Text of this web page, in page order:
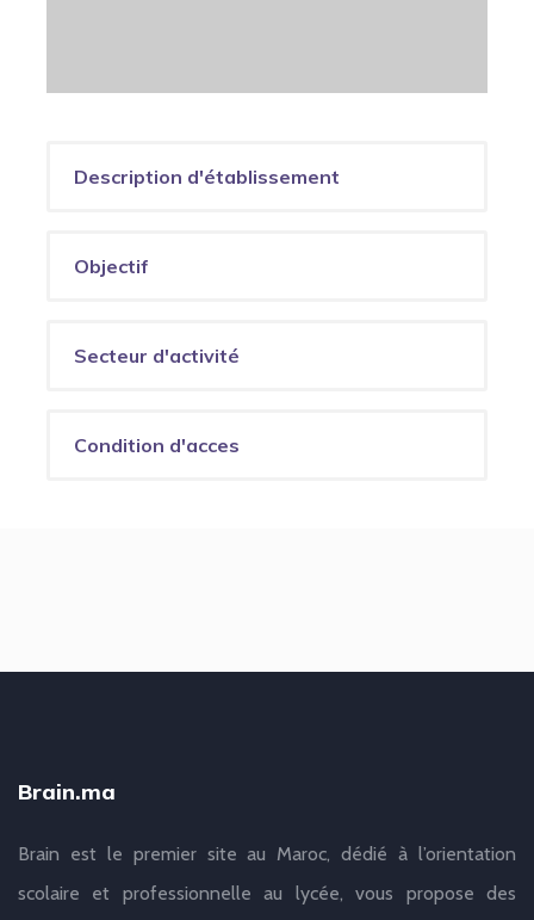
Description d'établissement
Objectif
Secteur d'activité
Condition d'acces
Brain.ma
Brain est le premier site au Maroc, dédié à l’orientation
scolaire et professionnelle au lycée, vous propose des